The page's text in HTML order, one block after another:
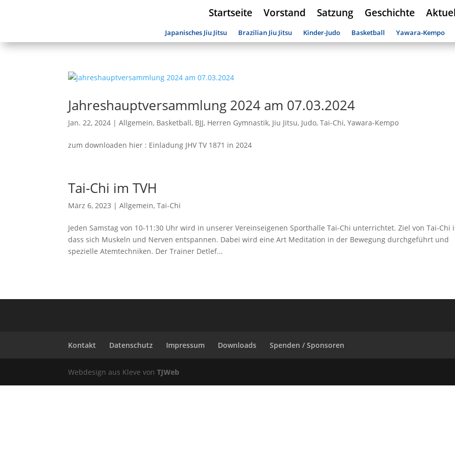
Startseite Vorstand Satzung Geschichte
Japanisches Jiu Jitsu Brazilian Jiu Jitsu Kinder-Judo Basketball Yawara-Kempo
Jahreshauptversammlung 2024 am 07.03.2024
Jan. 22, 2024 |Allgemein, Basketball, BJJ, Herren Gymnastik, Jiu Jitsu, Judo,Tai-Chi,Yawara-Kempo
zum downloaden hier : Einladung JHV TV 1871 in 2024
Tai-Chi im TVH
März 6, 2023 |Allgemein,Tai-Chi
Jeden Samstag von 10-11:30 Uhr wird in unserer Vereinseigenen Sporthalle Tai-Chi unterrichtet. Ziel von Tai-Chi
dass sich Muskeln und Nerven entspannen. Dabei wird eine Art Meditation in der Bewegung durchgeführt und
spezielle Atemtechniken. Der Trainer Detlef...
Kontakt Datenschutz Impressum Downloads Spenden / Sponsoren
Webdesign aus Kleve vonTJWeb